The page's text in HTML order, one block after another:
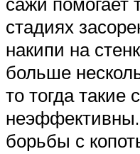
стадиях
накипи на
больше
то тогда такие
борьбы с